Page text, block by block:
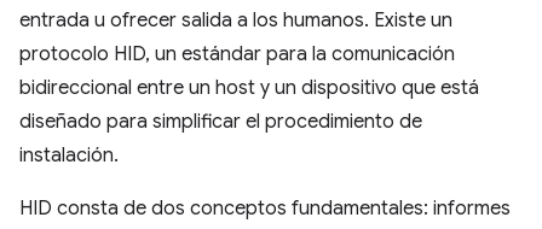
entrada u ofrecer salida a los humanos. Existe un
protocolo HID, un estándar para la comunicación
bidireccional entre un host y un dispositivo que está
diseñado para simplificar el procedimiento de
instalación.
HID consta de dos conceptos fundamentales: informes